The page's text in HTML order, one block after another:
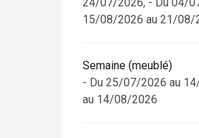
15/08/2026 au 21/08/
Semaine (meublé)
- Du 25/07/2026 au
au 14/08/2026